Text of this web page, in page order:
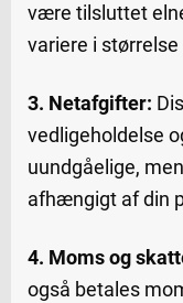
være tilsluttet
variere i
3. Netafgifter:
vedligeholdelse
uundgåelige,
afhængigt af din
4. Moms og
også betales